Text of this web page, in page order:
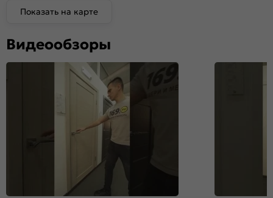
Показать на карте
Видеообзоры